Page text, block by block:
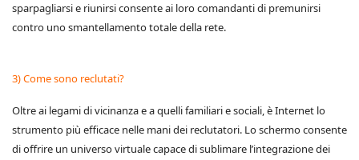
sparpagliarsi e riunirsi consente ai loro comandanti di premunirsi
contro uno smantellamento totale della rete.
3) Come sono reclutati?
Oltre ai legami di vicinanza e a quelli familiari e sociali, è Internet lo
strumento più efficace nelle mani dei reclutatori. Lo schermo consente
di offrire un universo virtuale capace di sublimare l’integrazione dei